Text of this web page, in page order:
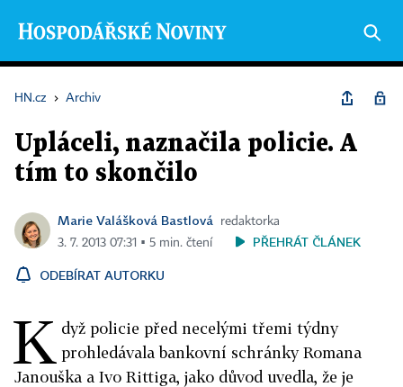
HN.cz › Archiv
Upláceli, naznačila policie. A
tím to skončilo
Marie Valášková Bastlová
redaktorka
3. 7. 2013 07:31 ▪ 5 min. čtení
PŘEHRÁT ČLÁNEK
ODEBÍRAT AUTORKU
K dyž policie před necelými třemi týdny
prohledávala bankovní schránky Romana
Janouška a Ivo Rittiga, jako důvod uvedla, že je